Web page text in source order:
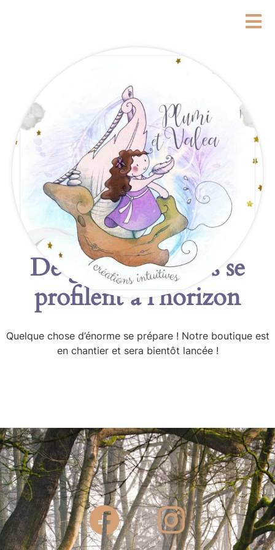
De grandes choses se
profilent à l’horizon
Quelque chose d’énorme se prépare ! Notre boutique est
en chantier et sera bientôt lancée !